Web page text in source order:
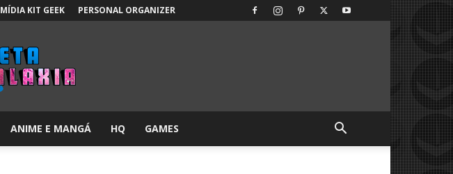
MÍDIA KIT GEEK PERSONAL ORGANIZER
ANIME E MANGÁ HQ GAMES